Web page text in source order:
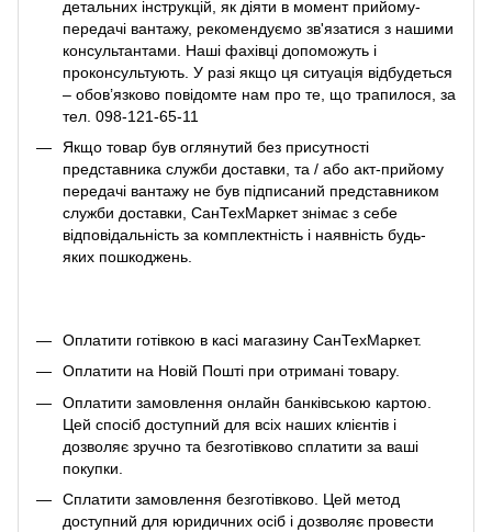
детальних інструкцій, як діяти в момент прийому-
передачі вантажу, рекомендуємо зв'язатися з нашими
консультантами. Наші фахівці допоможуть і
проконсультують. У разі якщо ця ситуація відбудеться
– обов’язково повідомте нам про те, що трапилося, за
тел. 098-121-65-11
Якщо товар був оглянутий без присутності
представника служби доставки, та / або акт-прийому
передачі вантажу не був підписаний представником
служби доставки, СанТехМаркет знімає з себе
відповідальність за комплектність і наявність будь-
яких пошкоджень.
Оплатити готівкою в касі магазину СанТехМаркет.
Оплатити на Новій Пошті при отримані товару.
Оплатити замовлення онлайн банківською картою.
Цей спосіб доступний для всіх наших клієнтів і
дозволяє зручно та безготівково сплатити за ваші
покупки.
Сплатити замовлення безготівково. Цей метод
доступний для юридичних осіб і дозволяє провести